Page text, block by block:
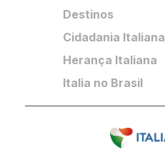
Destinos
Cidadania Italiana
Herança Italiana
Italia no Brasil